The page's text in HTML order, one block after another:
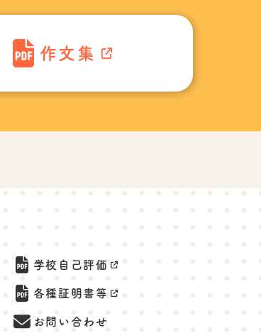
作文集
学校自己評価
各種証明書等
お問い合わせ